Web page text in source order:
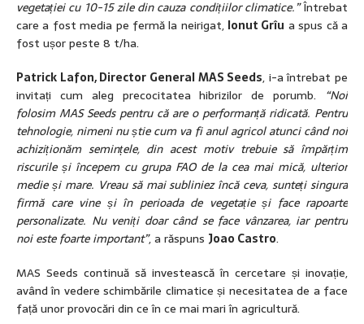
vegetației cu 10-15 zile din cauza condițiilor climatice.”Întrebat
care a fost media pe fermă la neirigat, Ionut Grîu a spus că a
fost ușor peste 8 t/ha.
Patrick Lafon, Director General MAS Seeds, i-a întrebat pe
invitați cum aleg precocitatea hibrizilor de porumb. “Noi
folosim MAS Seeds pentru că are o performanță ridicată. Pentru
tehnologie, nimeni nu știe cum va fi anul agricol atunci când noi
achiziționăm semințele, din acest motiv trebuie să împărțim
riscurile și începem cu grupa FAO de la cea mai mică, ulterior
medie și mare. Vreau să mai subliniez încă ceva, sunteți singura
firmă care vine și în perioada de vegetație și face rapoarte
personalizate. Nu veniți doar când se face vânzarea, iar pentru
noi este foarte important”, a răspuns Joao Castro.
MAS Seeds continuă să investească în cercetare și inovație,
având în vedere schimbările climatice și necesitatea de a face
față unor provocări din ce în ce mai mari în agricultură.